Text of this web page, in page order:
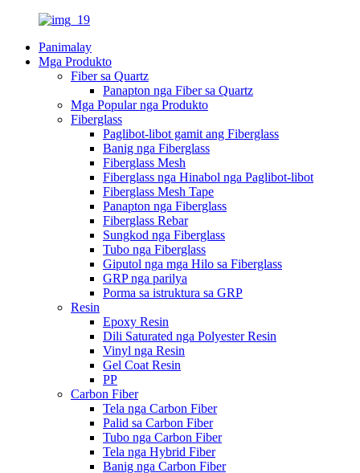
Panimalay
Mga Produkto
Fiber sa Quartz
Panapton nga Fiber sa Quartz
Mga Popular nga Produkto
Fiberglass
Paglibot-libot gamit ang Fiberglass
Banig nga Fiberglass
Fiberglass Mesh
Fiberglass nga Hinabol nga Paglibot-libot
Fiberglass Mesh Tape
Panapton nga Fiberglass
Fiberglass Rebar
Sungkod nga Fiberglass
Tubo nga Fiberglass
Giputol nga mga Hilo sa Fiberglass
GRP nga parilya
Porma sa istruktura sa GRP
Resin
Epoxy Resin
Dili Saturated nga Polyester Resin
Vinyl nga Resin
Gel Coat Resin
PP
Carbon Fiber
Tela nga Carbon Fiber
Palid sa Carbon Fiber
Tubo nga Carbon Fiber
Tela nga Hybrid Fiber
Banig nga Carbon Fiber